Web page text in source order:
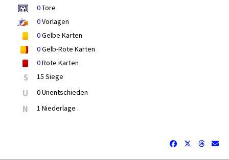
0Tore
0Vorlagen
0Gelbe Karten
0Gelb-Rote Karten
0Rote Karten
S 15 Siege
U 0 Unentschieden
N 1 Niederlage